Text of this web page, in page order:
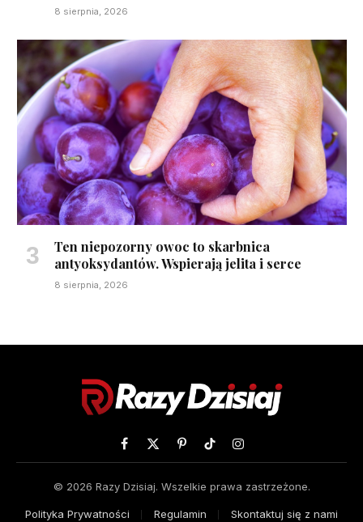
8 sierpnia, 2026
Ten niepozorny owoc to skarbnica
antyoksydantów. Wspierają jelita i serce
8 sierpnia, 2026
Facebook
X
PinterestTikTokInstagram
© 2026 Razy Dzisiaj. Wszelkie prawa zastrzeżone.
Polityka Prywatności Regulamin Skontaktuj się z nami